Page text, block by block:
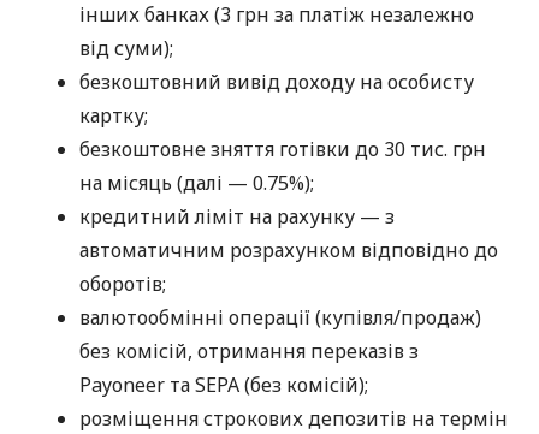
інших банках (3 грн за платіж незалежно
від суми);
безкоштовний вивід доходу на особисту
картку;
безкоштовне зняття готівки до 30 тис. грн
на місяць (далі — 0.75%);
кредитний ліміт на рахунку — з
автоматичним розрахунком відповідно до
оборотів;
валютообмінні операції (купівля/продаж)
без комісій, отримання переказів з
Payoneer та SEPA (без комісій);
розміщення строкових депозитів на термін